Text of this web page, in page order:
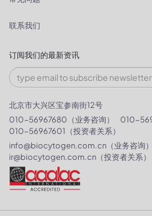
联系我们
订阅我们的最新资讯
北京市大兴区宝参南街12号
010-56967680（业务咨询）
010-
010-56967601（投资者关系）
info@biocytogen.com.cn （业务咨询）
ir@biocytogen.com.cn （投资者关系）